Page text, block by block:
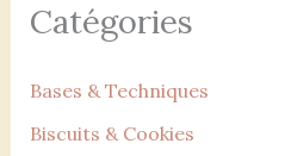
Catégories
Bases & Techniques
Biscuits & Cookies